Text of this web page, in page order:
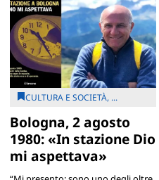
CULTURA E SOCIETÀ, ...
Bologna, 2 agosto
1980: «In stazione Dio
mi aspettava»